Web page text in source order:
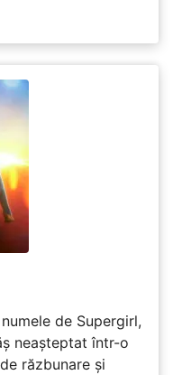
de Supergirl,
neașteptat într-o
răzbunare și